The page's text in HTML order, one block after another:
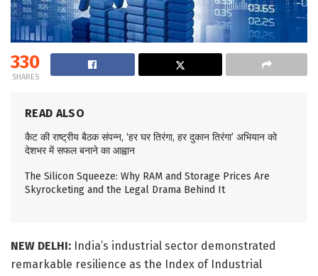
330
SHARES
READ ALSO
कैट की राष्ट्रीय बैठक संपन्न, ‘हर घर तिरंगा, हर दुकान तिरंगा’ अभियान को
देशभर में सफल बनाने का आह्वान
The Silicon Squeeze: Why RAM and Storage Prices Are
Skyrocketing and the Legal Drama Behind It
NEW DELHI: India’s industrial sector demonstrated
remarkable resilience as the Index of Industrial